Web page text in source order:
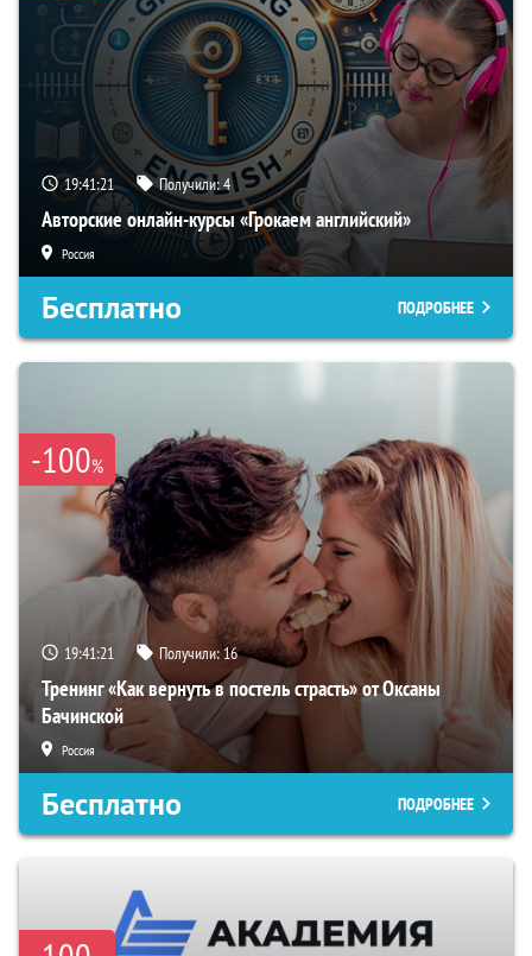
19:41:20 Получили:4
Авторские онлайн-курсы «Грокаем английский»
Россия
Бесплатно ПОДРОБНЕЕ
-100%
19:41:20 Получили:16
Тренинг «Как вернуть в постель страсть» от Оксаны
Бачинской
Россия
Бесплатно ПОДРОБНЕЕ